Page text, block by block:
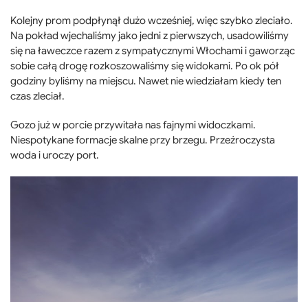
Kolejny prom podpłynął dużo wcześniej, więc szybko zleciało.
Na pokład wjechaliśmy jako jedni z pierwszych, usadowiliśmy
się na ławeczce razem z sympatycznymi Włochami i gaworząc
sobie całą drogę rozkoszowaliśmy się widokami. Po ok pół
godziny byliśmy na miejscu. Nawet nie wiedziałam kiedy ten
czas zleciał.
Gozo już w porcie przywitała nas fajnymi widoczkami.
Niespotykane formacje skalne przy brzegu. Przeźroczysta
woda i uroczy port.